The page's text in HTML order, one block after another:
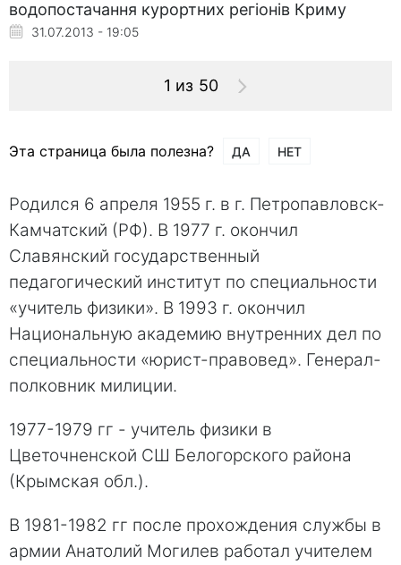
водопостачання курортних регіонів Криму
31.07.2013 - 19:05
1 из 50
Эта страница была полезна? ДА НЕТ
Родился 6 апреля 1955 г. в г. Петропавловск-
Камчатский (РФ). В 1977 г. окончил
Славянский государственный
педагогический институт по специальности
«учитель физики». В 1993 г. окончил
Национальную академию внутренних дел по
специальности «юрист-правовед». Генерал-
полковник милиции.
1977-1979 гг - учитель физики в
Цветочненской СШ Белогорского района
(Крымская обл.).
В 1981-1982 гг после прохождения службы в
армии Анатолий Могилев работал учителем